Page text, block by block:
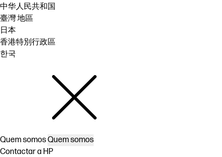
中华人民共和国
臺灣 地區
日本
香港特別行政區
한국
Quem somosQuem somos
Contactar a HP